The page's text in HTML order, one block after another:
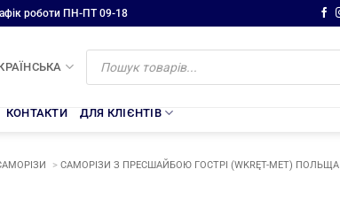
роботи ПН-ПТ 09-18
Products
search
КОНТАКТИ ДЛЯ КЛІЄНТІВ
САМОРІЗИ З ПРЕСШАЙБОЮ ГОСТРІ (WKRĘT-MET) ПОЛЬЩА